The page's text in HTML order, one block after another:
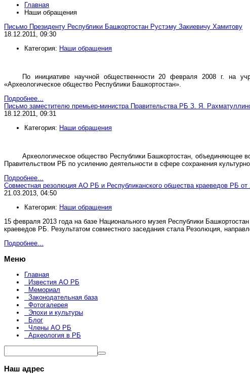
Главная
Наши обращения
Письмо Президенту Республики Башкортостан Рустэму Закиевичу Хамитову
18.12.2011, 09:30
Категория: Наши обращения
По инициативе научной общественности 20 февраля 2008 г. на
«Археологическое общество Республики Башкортостан».
Подробнее...
Письмо заместителю премьер-министра Правительства РБ З. Я.
18.12.2011, 09:31
Категория: Наши обращения
Археологическое общество Республики Башкортостан, объединяющее
Правительством РБ по усилению деятельности в сфере сохранения
Подробнее...
Совместная резолюция АО РБ и Республиканского общества краеведов РБ от
21.03.2013, 04:50
Категория: Наши обращения
15 февраля 2013 года на базе Национального музея Республики
краеведов РБ. Результатом совместного заседания стала Резолюция,
Подробнее...
Меню
Главная
Известия АО РБ
Мемориал
Законодательная база
Фотогалерея
Эпохи и культуры
Блог
Члены АО РБ
Археология в РБ
Наш адрес